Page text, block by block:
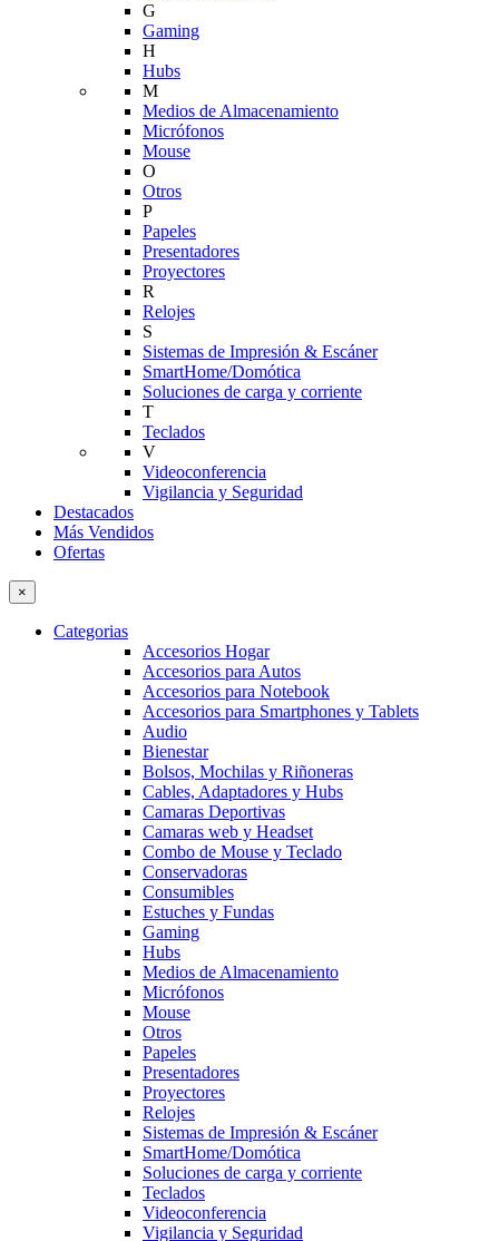
G
Gaming
H
Hubs
M
Medios de Almacenamiento
Micrófonos
Mouse
O
Otros
P
Papeles
Presentadores
Proyectores
R
Relojes
S
Sistemas de Impresión & Escáner
SmartHome/Domótica
Soluciones de carga y corriente
T
Teclados
V
Videoconferencia
Vigilancia y Seguridad
Destacados
Más Vendidos
Ofertas
×
Categorias
Accesorios Hogar
Accesorios para Autos
Accesorios para Notebook
Accesorios para Smartphones y Tablets
Audio
Bienestar
Bolsos, Mochilas y Riñoneras
Cables, Adaptadores y Hubs
Camaras Deportivas
Camaras web y Headset
Combo de Mouse y Teclado
Conservadoras
Consumibles
Estuches y Fundas
Gaming
Hubs
Medios de Almacenamiento
Micrófonos
Mouse
Otros
Papeles
Presentadores
Proyectores
Relojes
Sistemas de Impresión & Escáner
SmartHome/Domótica
Soluciones de carga y corriente
Teclados
Videoconferencia
Vigilancia y Seguridad